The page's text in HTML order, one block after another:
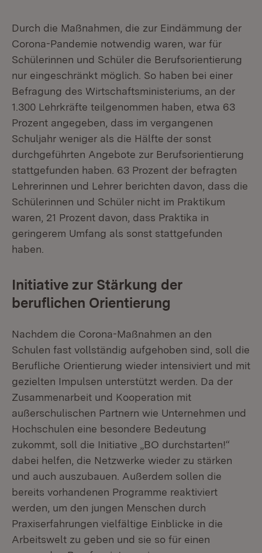
Durch die Maßnahmen, die zur Eindämmung der
Corona-Pandemie notwendig waren, war für
Schülerinnen und Schüler die Berufsorientierung
nur eingeschränkt möglich. So haben bei einer
Befragung des Wirtschaftsministeriums, an der
1.300 Lehrkräfte teilgenommen haben, etwa 63
Prozent angegeben, dass im vergangenen
Schuljahr weniger als die Hälfte der sonst
durchgeführten Angebote zur Berufsorientierung
stattgefunden haben. 63 Prozent der befragten
Lehrerinnen und Lehrer berichten davon, dass die
Schülerinnen und Schüler nicht im Praktikum
waren, 21 Prozent davon, dass Praktika in
geringerem Umfang als sonst stattgefunden
haben.
Initiative zur Stärkung der
beruflichen Orientierung
Nachdem die Corona-Maßnahmen an den
Schulen fast vollständig aufgehoben sind, soll die
Berufliche Orientierung wieder intensiviert und mit
gezielten Impulsen unterstützt werden. Da der
Zusammenarbeit und Kooperation mit
außerschulischen Partnern wie Unternehmen und
Hochschulen eine besondere Bedeutung
zukommt, soll die Initiative „BO durchstarten!“
dabei helfen, die Netzwerke wieder zu stärken
und auch auszubauen. Außerdem sollen die
bereits vorhandenen Programme reaktiviert
werden, um den jungen Menschen durch
Praxiserfahrungen vielfältige Einblicke in die
Arbeitswelt zu geben und sie so für einen